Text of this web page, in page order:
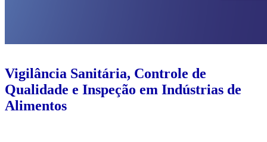
Vigilância Sanitária, Controle de
Qualidade e Inspeção em Indústrias de
Alimentos